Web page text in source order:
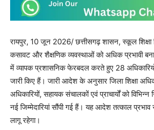
रायपुर, 10 जून 2026/ छत्तीसगढ़ शासन, स्कूल शिक्षा
कसावट और शैक्षणिक व्यवस्थाओं को अधिक प्रभावी
में व्यापक प्रशासनिक फेरबदल करते हुए 28
जारी किए हैं। जारी आदेश के अनुसार जिला शिक्षा
अधिकारियों, सहायक संचालकों एवं प्राचार्यों को विभिन्न
नई जिम्मेदारियां सौंपी गई हैं। यह आदेश तत्काल
लागू रहेगा।